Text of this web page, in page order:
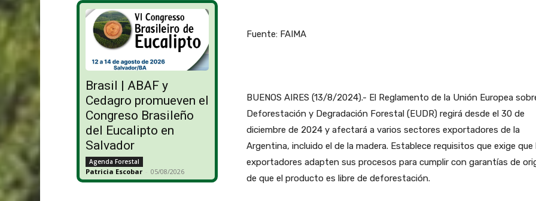
Brasil | ABAF y
Cedagro promueven el
Congreso Brasileño
del Eucalipto en
Salvador
Agenda Forestal
Patricia Escobar - 05/08/2026
Fuente: FAIMA
BUENOS AIRES (13/8/2024).- El Reglamento de la Unión Europea
Deforestación y Degradación Forestal (EUDR) regirá desde el 30 de
diciembre de 2024 y afectará a varios sectores exportadores de la
Argentina, incluido el de la madera. Establece requisitos que exige que
exportadores adapten sus procesos para cumplir con garantías de
de que el producto es libre de deforestación.